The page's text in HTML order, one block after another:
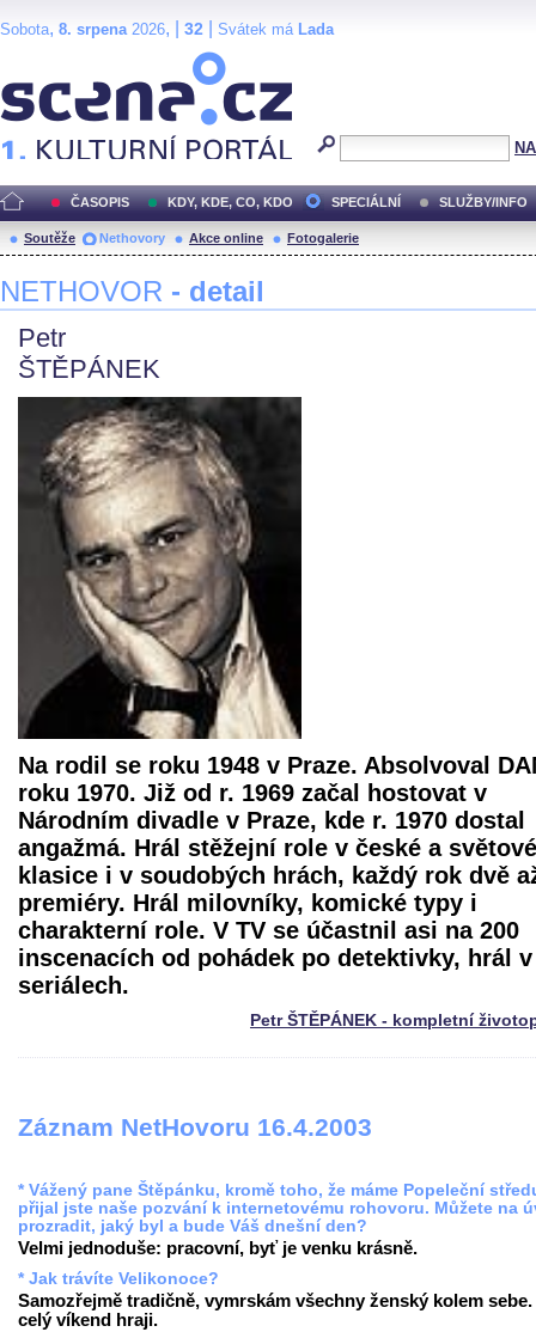
Sobota, 8. srpena2026, | 32 Svátek má Lada
ČASOPIS KDY, KDE, CO, KDO SPECIÁLNÍ SLUŽBY/INFO
Soutěže Nethovory Akce online Fotogalerie
NETHOVOR - detail
Petr
ŠTĚPÁNEK
Na rodil se roku 1948 v Praze. Absolvoval
roku 1970. Již od r. 1969 začal hostovat v
Národním divadle v Praze, kde r. 1970 dostal
angažmá. Hrál stěžejní role v české a světové
klasice i v soudobých hrách, každý rok dvě
premiéry. Hrál milovníky, komické typy i
charakterní role. V TV se účastnil asi na 200
inscenacích od pohádek po detektivky, hrál v
seriálech.
Petr ŠTĚPÁNEK - kompletní
Záznam NetHovoru 16.4.2003
* Vážený pane Štěpánku, kromě toho, že máme Popeleční
přijal jste naše pozvání k internetovému rohovoru. Můžete na
prozradit, jaký byl a bude Váš dnešní den?
Velmi jednoduše: pracovní, byť je venku krásně.
* Jak trávíte Velikonoce?
Samozřejmě tradičně, vymrskám všechny ženský kolem
celý víkend hraji.